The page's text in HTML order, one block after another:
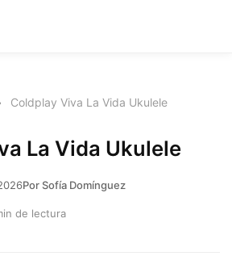
Coldplay Viva La Vida Ukulele
La Vida Ukulele
Por Sofía Domínguez
de lectura